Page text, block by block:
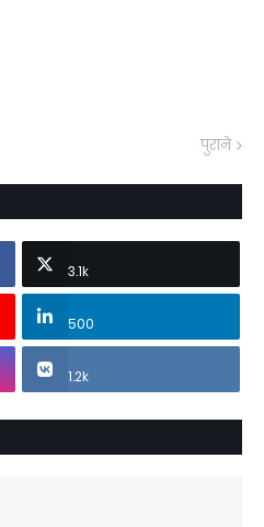
पुराने
3.1k
500
1.2k